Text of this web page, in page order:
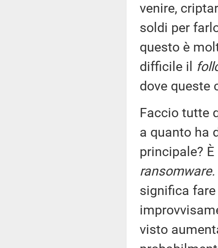
venire,
soldi per
questo è
difficile il
dove queste
Faccio tutte
a quanto ha
principale?
ransomware.
significa
visto